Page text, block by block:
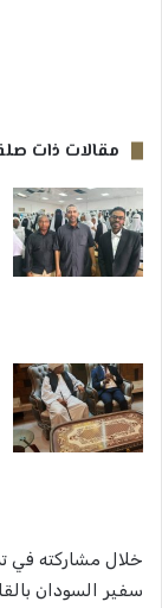
مقالات ذات
خلال مشاركته في
سفير السودان